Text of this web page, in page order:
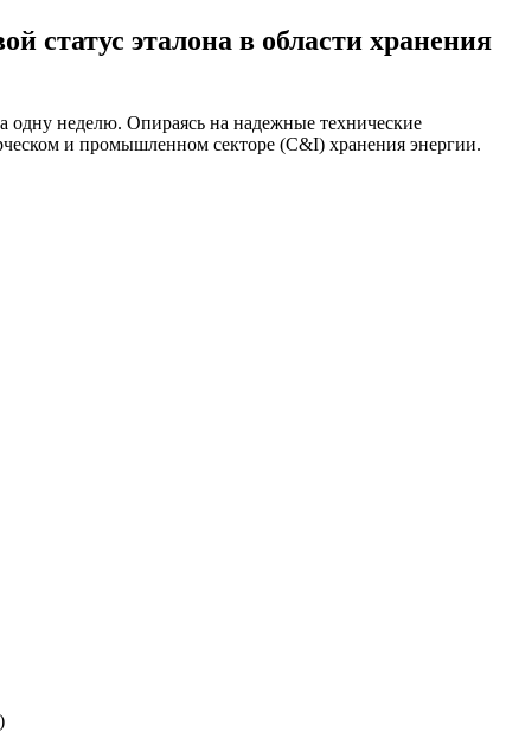
статус эталона в области хранения
одну неделю. Опираясь на надежные технические
и промышленном секторе (C&I) хранения энергии.